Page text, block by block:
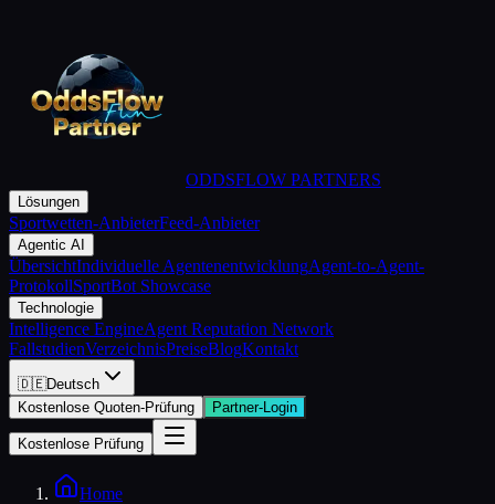
ODDSFLOW PARTNERS
Lösungen
Sportwetten-AnbieterFeed-Anbieter
Agentic AI
ÜbersichtIndividuelle AgentenentwicklungAgent-to-Agent-
ProtokollSportBot Showcase
Technologie
Intelligence EngineAgent Reputation Network
FallstudienVerzeichnisPreiseBlogKontakt
🇩🇪Deutsch
Kostenlose Quoten-Prüfung
Partner-Login
Kostenlose Prüfung
Home